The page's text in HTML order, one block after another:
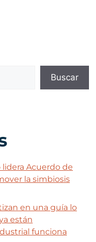
Buscar
Acuerdo de
la simbiosis
en una guía lo
están
funciona